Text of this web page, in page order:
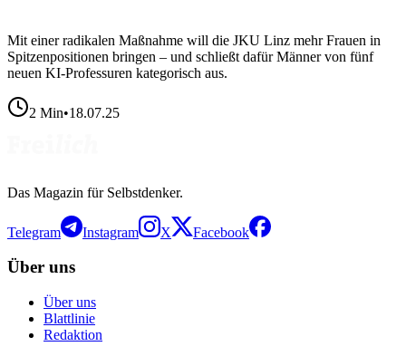
Mit einer radikalen Maßnahme will die JKU Linz mehr Frauen in
Spitzenpositionen bringen – und schließt dafür Männer von fünf
neuen KI-Professuren kategorisch aus.
2 Min•18.07.25
Das Magazin für Selbstdenker.
Telegram Instagram X Facebook
Über uns
Über uns
Blattlinie
Redaktion